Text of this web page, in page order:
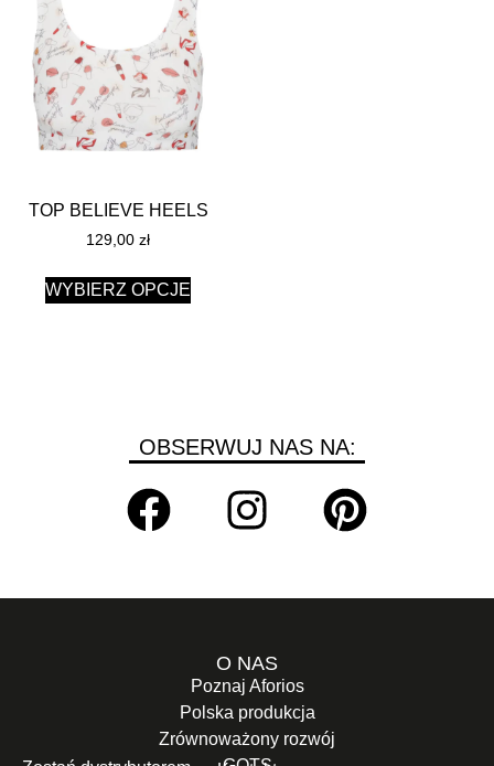
TOP BELIEVE HEELS
129,00 zł
WYBIERZ OPCJE
OBSERWUJ NAS NA:
O NAS
Poznaj Aforios
Polska produkcja
Zrównoważony rozwój